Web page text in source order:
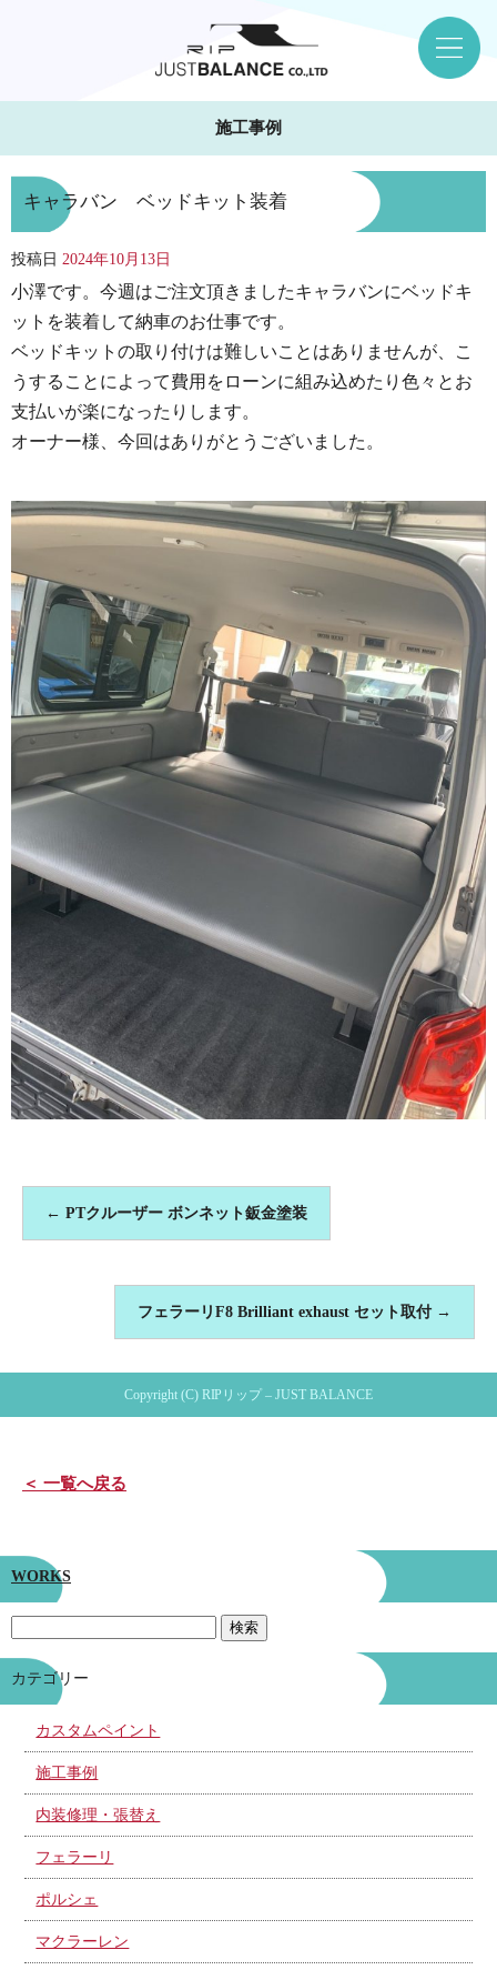
施工事例
キャラバン ベッドキット装着
投稿日 2024年10月13日
小澤です。今週はご注文頂きましたキャラバンにベッドキ
ットを装着して納車のお仕事です。
ベッドキットの取り付けは難しいことはありませんが、こ
うすることによって費用をローンに組み込めたり色々とお
支払いが楽になったりします。
オーナー様、今回はありがとうございました。
← PTクルーザー ボンネット鈑金塗装
フェラーリF8 Brilliant exhaust セット取付 →
Copyright (C) RIPリップ – JUST BALANCE
＜ 一覧へ戻る
WORKS
カテゴリー
カスタムペイント
施工事例
内装修理・張替え
フェラーリ
ポルシェ
マクラーレン